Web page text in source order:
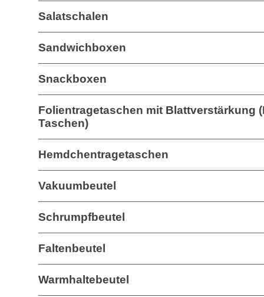
Salatschalen
Sandwichboxen
Snackboxen
Folientragetaschen mit Blattverstärkung
Taschen)
Hemdchentragetaschen
Vakuumbeutel
Schrumpfbeutel
Faltenbeutel
Warmhaltebeutel